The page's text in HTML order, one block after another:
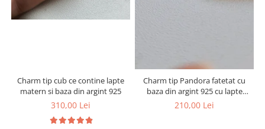
Charm tip cub ce contine lapte
matern si baza din argint 925
310,00 Lei
Charm tip Pandora fatetat cu
baza din argint 925 cu lapte
matern si foita decorativa
210,00 Lei